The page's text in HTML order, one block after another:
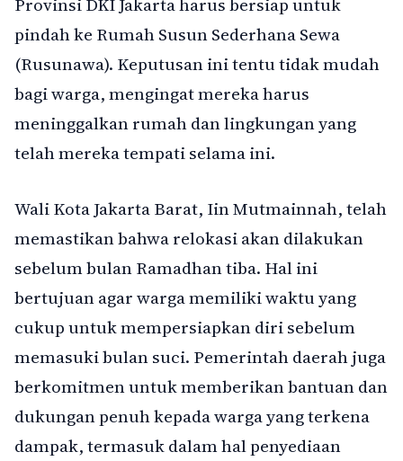
Provinsi DKI Jakarta harus bersiap untuk
pindah ke Rumah Susun Sederhana Sewa
(Rusunawa). Keputusan ini tentu tidak mudah
bagi warga, mengingat mereka harus
meninggalkan rumah dan lingkungan yang
telah mereka tempati selama ini.
Wali Kota Jakarta Barat, Iin Mutmainnah, telah
memastikan bahwa relokasi akan dilakukan
sebelum bulan Ramadhan tiba. Hal ini
bertujuan agar warga memiliki waktu yang
cukup untuk mempersiapkan diri sebelum
memasuki bulan suci. Pemerintah daerah juga
berkomitmen untuk memberikan bantuan dan
dukungan penuh kepada warga yang terkena
dampak, termasuk dalam hal penyediaan